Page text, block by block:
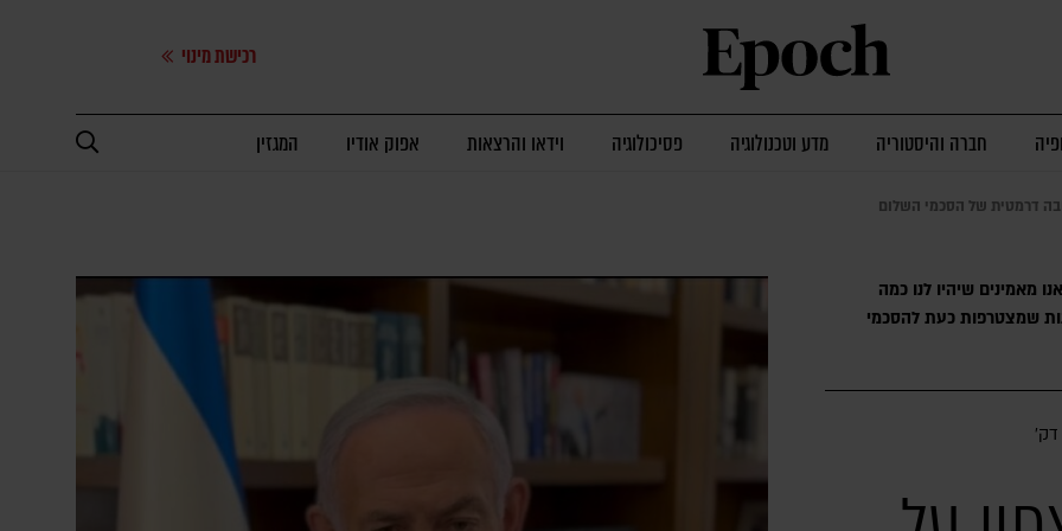
רכישת מינוי
חברה והיסטוריה מדע וטכנולוגיה פסיכולוגיה וידאו והרצאות אפוק אודיו המגזין
דרמטית של הסכמי השלום
מאמינים שיהיו לנו כמה
שמצטרפות כעת להסכמי